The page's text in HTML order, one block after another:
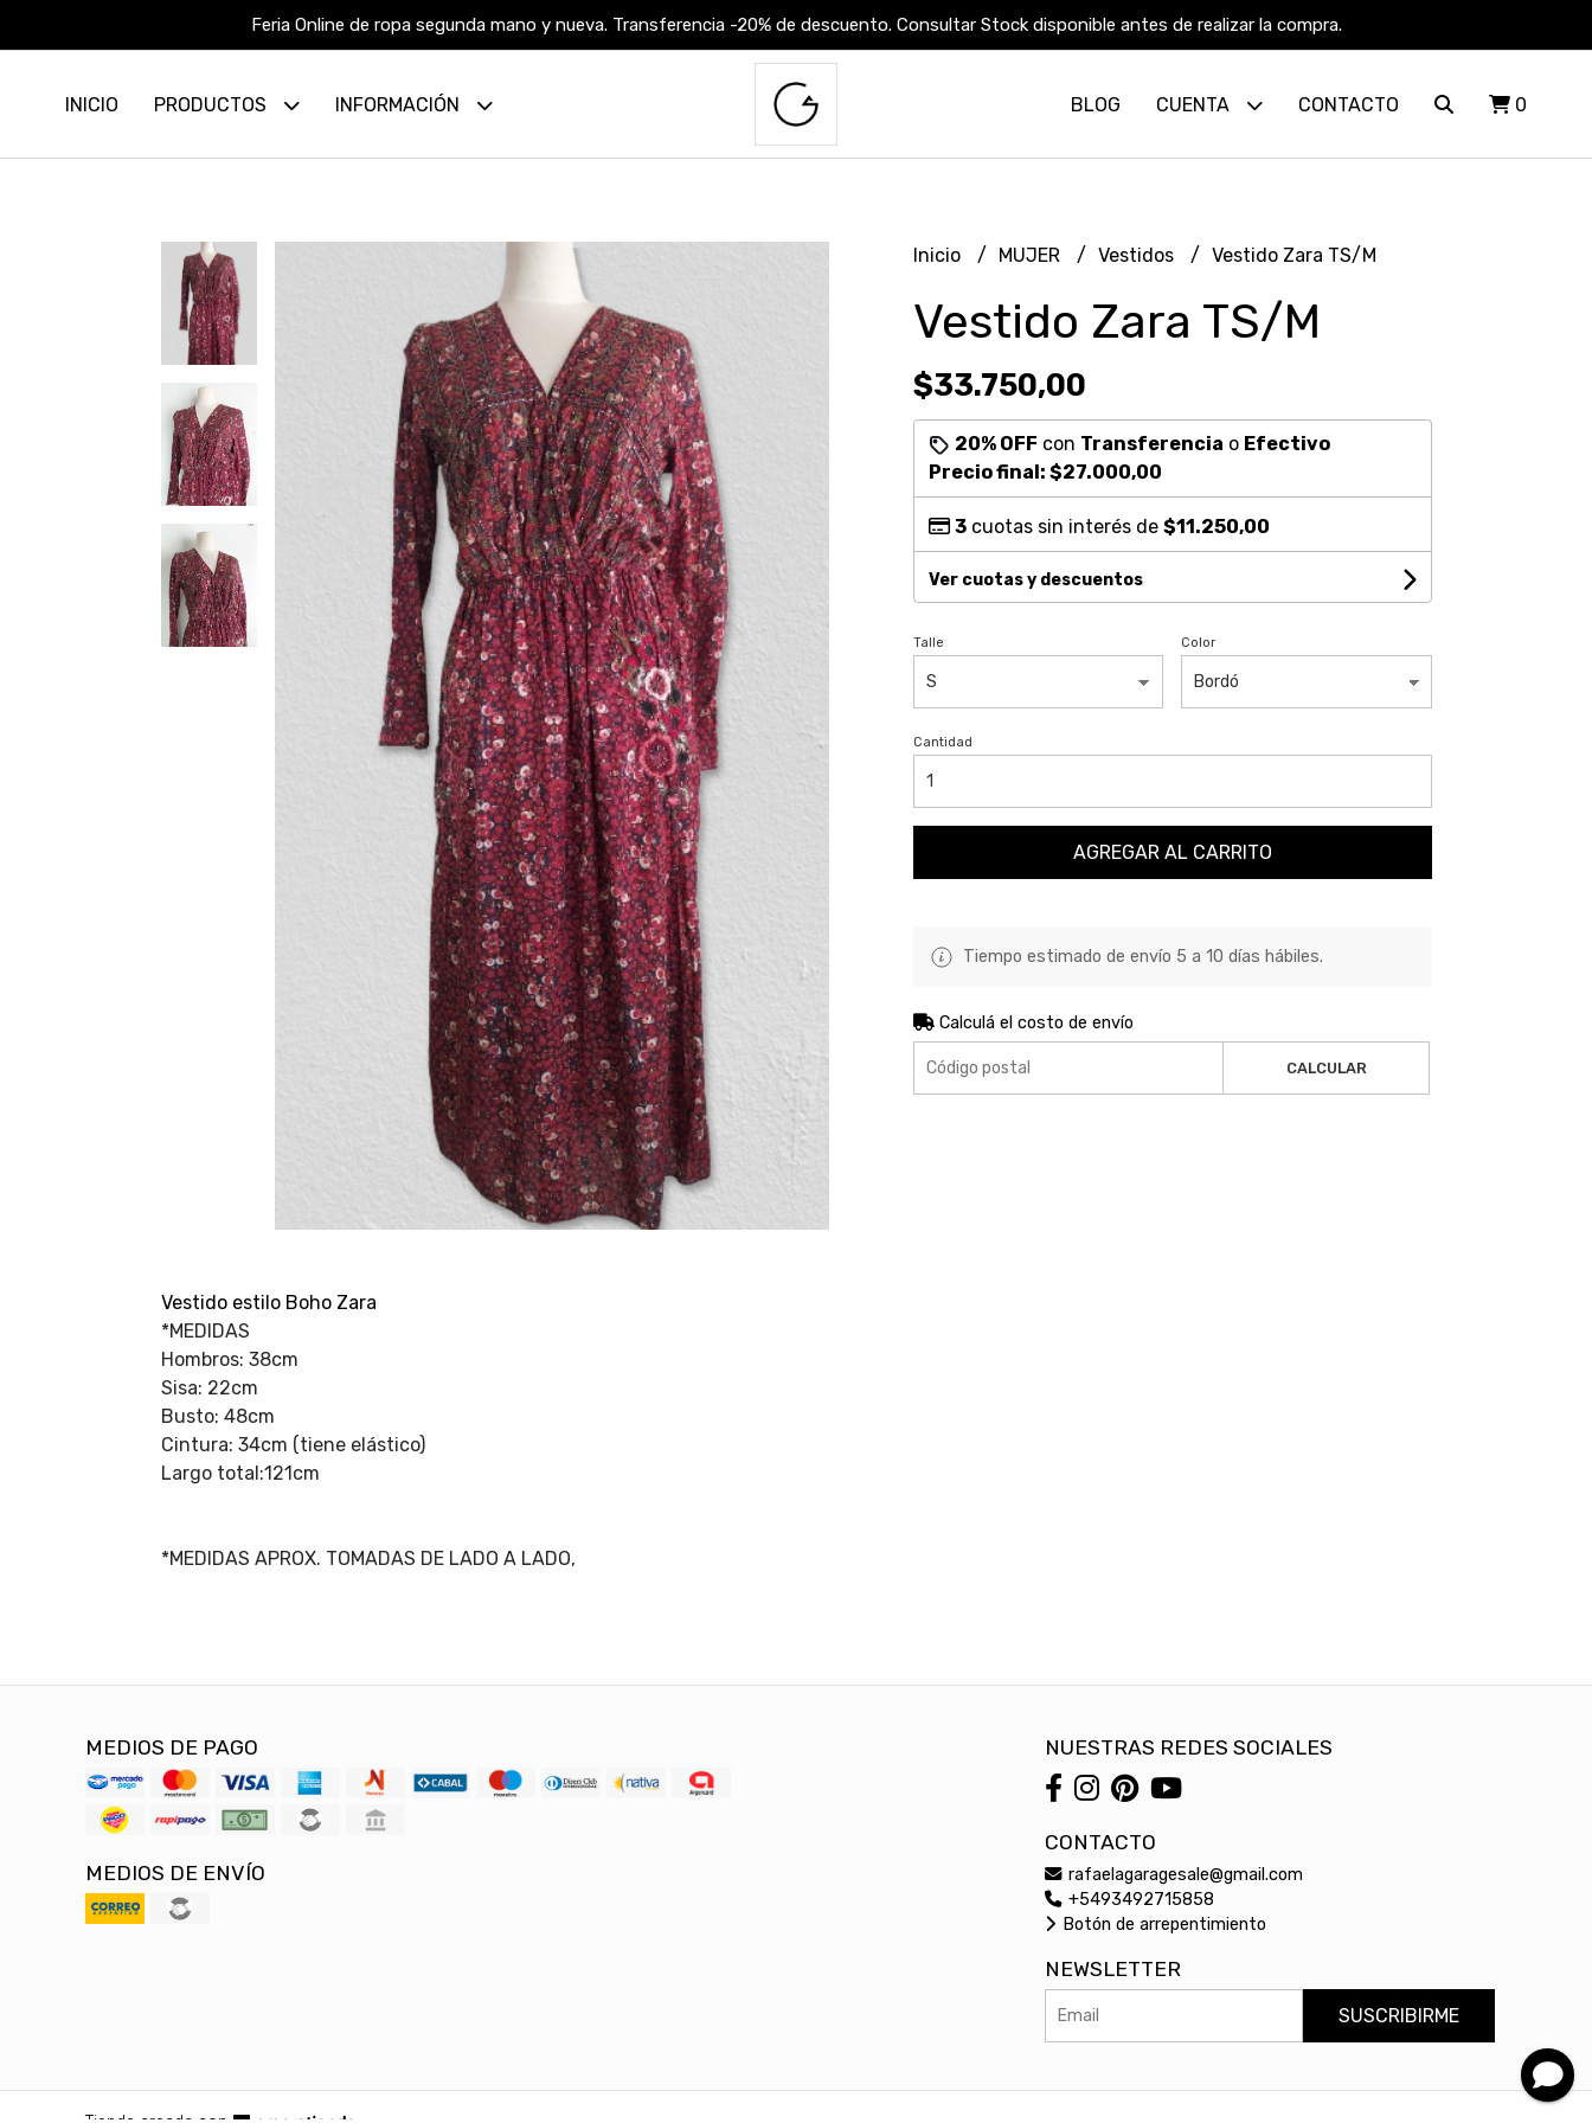
Feria Online de ropa segunda mano y nueva. Transferencia -20% de descuento. Consultar Stock disponible antes de realizar la compra.
INICIO PRODUCTOS INFORMACIÓN BLOG CUENTA CONTACTO 0
Vestido estilo Boho Zara
*MEDIDAS
Hombros: 38cm
Sisa: 22cm
Busto: 48cm
Cintura: 34cm (tiene elástico)
Largo total:121cm
*MEDIDAS APROX. TOMADAS DE LADO A LADO,
Inicio MUJER Vestidos Vestido Zara TS/M
Vestido Zara TS/M
$33.750,00
20% OFF con Transferencia o Efectivo
Precio final: $27.000,00
3cuotas sin interés de $11.250,00
Ver cuotas y descuentos
Talle Color
Cantidad
AGREGAR AL CARRITO
Tiempo estimado de envío 5 a 10 días hábiles.
Calculá el costo de envío
CALCULAR
MEDIOS DE PAGO
MEDIOS DE ENVÍO
NUESTRAS REDES SOCIALES
CONTACTO
rafaelagaragesale@gmail.com
+5493492715858
Botón de arrepentimiento
NEWSLETTER
SUSCRIBIRME